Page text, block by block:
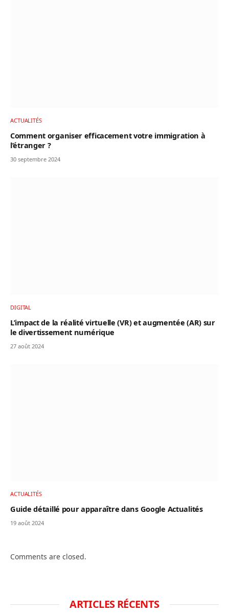
ACTUALITÉS
Comment organiser efficacement votre immigration à
l’étranger ?
30 septembre 2024
DIGITAL
L’impact de la réalité virtuelle (VR) et augmentée (AR) sur
le divertissement numérique
27 août 2024
ACTUALITÉS
Guide détaillé pour apparaître dans Google Actualités
19 août 2024
Comments are closed.
ARTICLES RÉCENTS